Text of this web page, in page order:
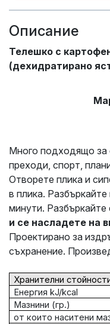
Описание
Телешко с
(дехидратирано
Много подходящо за
преходи, спорт,
Отворете плика и
в плика.
минути.
и се насладете на
Проектирано за
съхранение.
Хранителни
ЕнергияkJ/kcal
Мазнини (гр.)
от които наситени